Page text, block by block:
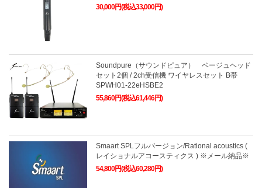
30,000円(税込33,000円)
Soundpure（サウンドピュア） ベージュヘッド
セット2個 / 2ch受信機 ワイヤレスセット B帯
SPWH01-22eHSBE2
55,860円(税込61,446円)
Smaart SPLフルバージョン/Rational acoustics (
レイショナルアコースティクス ) ※メール納品※
54,800円(税込60,280円)